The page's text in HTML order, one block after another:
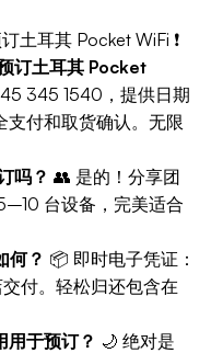
土耳其 Pocket WiFi ❗
订土耳其 Pocket
345 1540，提供日期
付和取货确认。无限
吗？ 👥 是的！分享团
台设备，完美适合
何？ 📦 即时电子凭证：
付。轻松归还包含在
于预订？ 🌙 绝对是